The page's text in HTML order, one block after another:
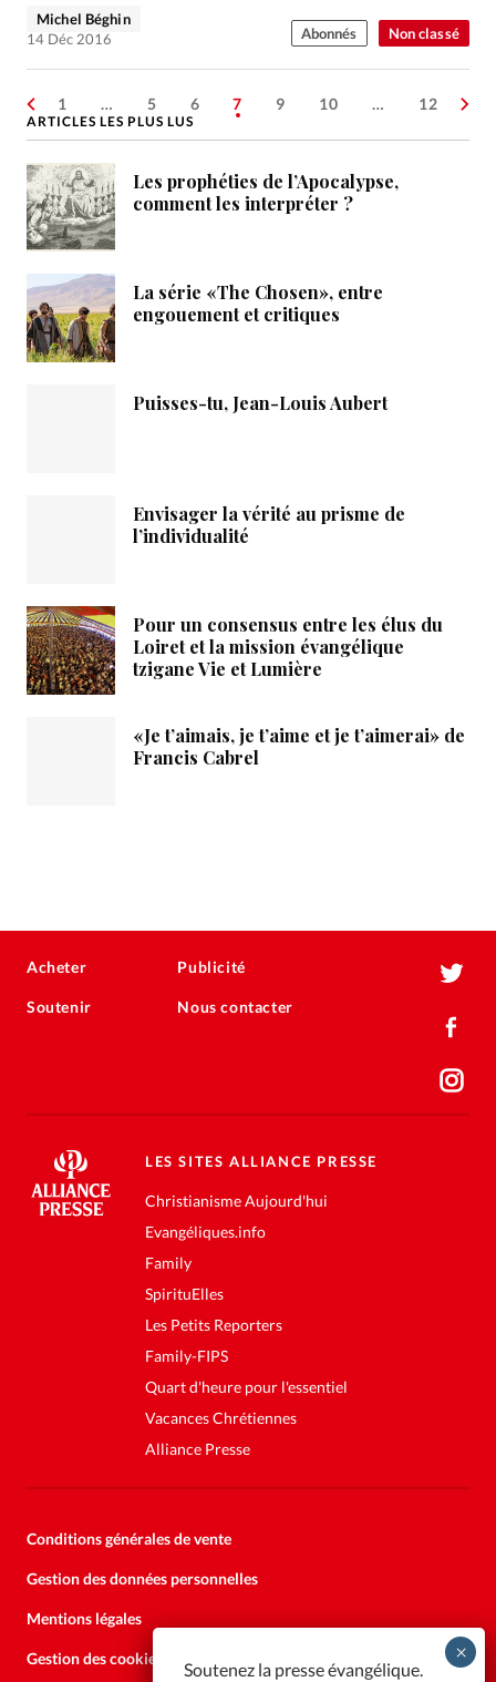
Non classé
Michel Béghin
14 Déc 2016
Abonnés
1 … 5 6 7 9 10 … 12
ARTICLES LES PLUS LUS
Les prophéties de l’Apocalypse,
comment les interpréter ?
La série «The Chosen», entre
engouement et critiques
Puisses-tu, Jean-Louis Aubert
Envisager la vérité au prisme de
l’individualité
Pour un consensus entre les élus du
Loiret et la mission évangélique
tzigane Vie et Lumière
«Je t’aimais, je t’aime et je t’aimerai» de
Francis Cabrel
Acheter
Soutenir
Publicité
Nous contacter
LES SITES ALLIANCE PRESSE
Christianisme Aujourd'hui
Evangéliques.info
Family
SpirituElles
Les Petits Reporters
Family-FIPS
Quart d'heure pour l'essentiel
Vacances Chrétiennes
Alliance Presse
Conditions générales de vente
Gestion des données personnelles
Mentions légales
Gestion des cookies
Soutenez la presse évangélique.